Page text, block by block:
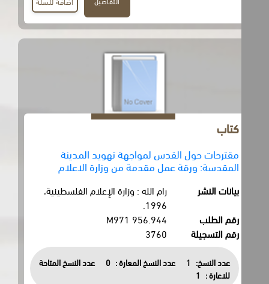
مقترحات حول القدس لمواجهة تهويد المدينة
المقدسة: ورقة عمل مقدمة من وزارة الاعلام
بيانات النشر
رام الله : وزارة الإعلام الفلسطينية،
رقم الطلب
956.944 M971
رقم التسجيلة
3760
عدد النسخ: 1 عدد النسخ المعارة : 0
عدد النسخ المتاحة
للاعارة :
1